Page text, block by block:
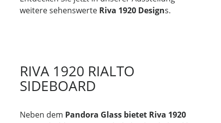
weitere sehenswerte Riva 1920 Designs.
RIVA 1920 RIALTO
SIDEBOARD
Neben dem Pandora Glass bietet Riva 1920